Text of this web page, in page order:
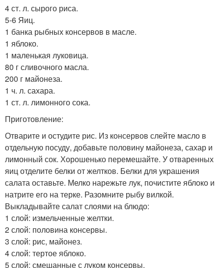
4 ст. л. сырого риса.
5-6 Яиц.
1 банка рыбных консервов в масле.
1 яблоко.
1 маленькая луковица.
80 г сливочного масла.
200 г майонеза.
1 ч. л. сахара.
1 ст. л. лимонного сока.
Приготовление:
Отварите и остудите рис. Из консервов слейте масло в
отдельную посуду, добавьте половину майонеза, сахар и
лимонный сок. Хорошенько перемешайте. У отваренных
яиц отделите белки от желтков. Белки для украшения
салата оставьте. Мелко нарежьте лук, почистите яблоко и
натрите его на терке. Разомните рыбу вилкой.
Выкладывайте салат слоями на блюдо:
1 слой: измельченные желтки.
2 слой: половина консервы.
3 слой: рис, майонез.
4 слой: тертое яблоко.
5 слой: смешанные с луком консервы.